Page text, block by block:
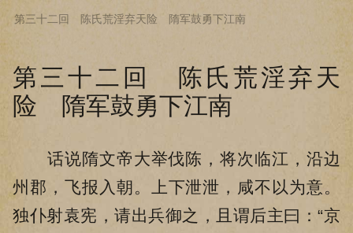
下拉阅读上一章
第三十二回 陈氏荒淫弃天
险 隋军鼓勇下江南
话说隋文帝大举伐陈，将次临江，沿边
州郡，飞报入朝。上下泄泄，咸不以为意。
独仆射袁宪，请出兵御之，且谓后主曰：“京
第三十二回 陈氏荒淫弃天险 隋军鼓勇下江南